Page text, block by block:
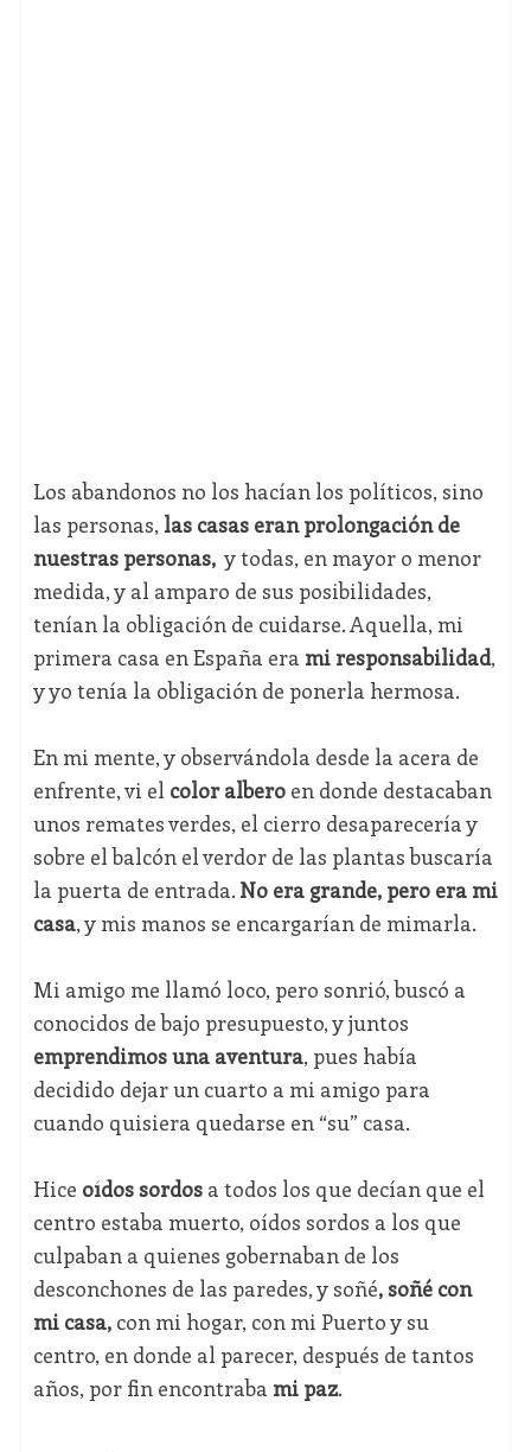
Los abandonos no los hacían los políticos, sino
las personas, las casas eran prolongación de
nuestras personas,y todas, en mayor o menor
medida, y al amparo de sus posibilidades,
tenían la obligación de cuidarse. Aquella, mi
primera casa en España era mi responsabilidad,
y yo tenía la obligación de ponerla hermosa.
En mi mente, y observándola desde la acera de
enfrente, vi el color alberoen donde destacaban
unos remates verdes, el cierro desaparecería y
sobre el balcón el verdor de las plantas buscaría
la puerta de entrada. No era grande, pero era mi
casa, y mis manos se encargarían de mimarla.
Mi amigo me llamó loco, pero sonrió, buscó a
conocidos de bajo presupuesto, y juntos
emprendimos una aventura, pues había
decidido dejar un cuarto a mi amigo para
cuando quisiera quedarse en “su” casa.
Hice oídos sordosa todos los que decían que el
centro estaba muerto, oídos sordos a los que
culpaban a quienes gobernaban de los
desconchones de las paredes, y soñé, soñé con
mi casa,con mi hogar, con mi Puerto y su
centro, en donde al parecer, después de tantos
años, por fin encontraba mi paz.